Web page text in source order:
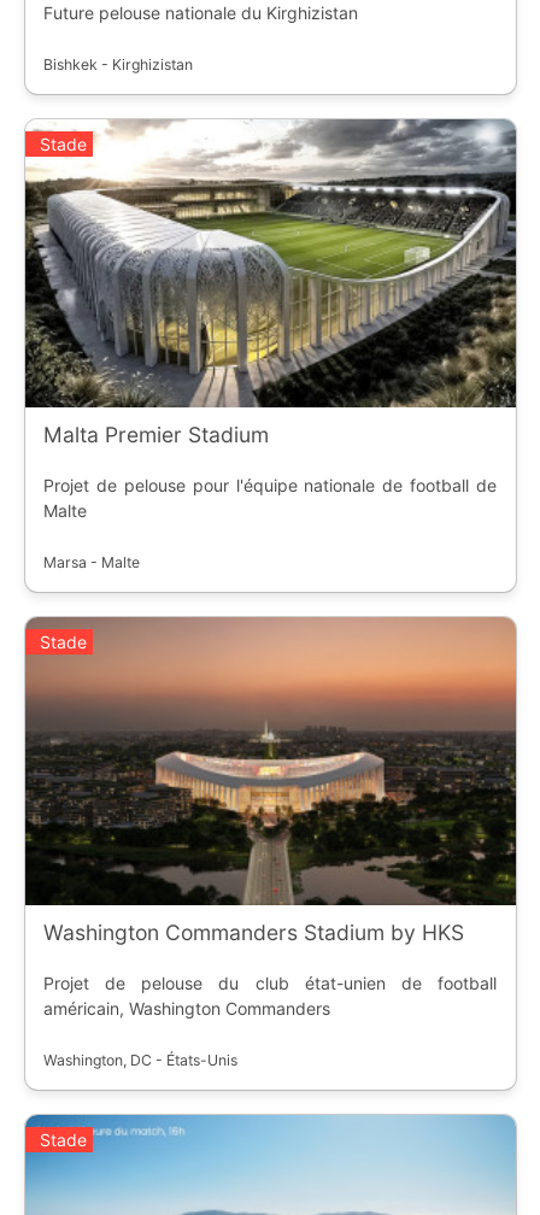
Future pelouse nationale du Kirghizistan
Bishkek - Kirghizistan
Stade
Malta Premier Stadium
Projet de pelouse pour l'équipe nationale de football de
Malte
Marsa - Malte
Stade
Washington Commanders Stadium by HKS
Projet de pelouse du club état-unien de football
américain, Washington Commanders
Washington, DC - États-Unis
Stade